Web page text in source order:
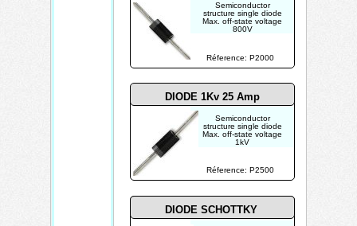
Réference: P2000
Réference: P2500
Semiconductor
structure single diode
Max. off-state voltage
800V
DIODE 1Kv 25 Amp
DIODE SCHOTTKY
Semiconductor
structure single diode
Max. off-state voltage
1kV